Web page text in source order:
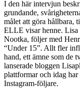
I den här intervjun
grundande,
målet att göra hållbara,
ELLE visar henne. Lisa
Nootka, följer med
“Under 15”. Allt fler
hand, ett ämne som de
lanserade bloggen
plattformar och idag har
Instagram-följare.